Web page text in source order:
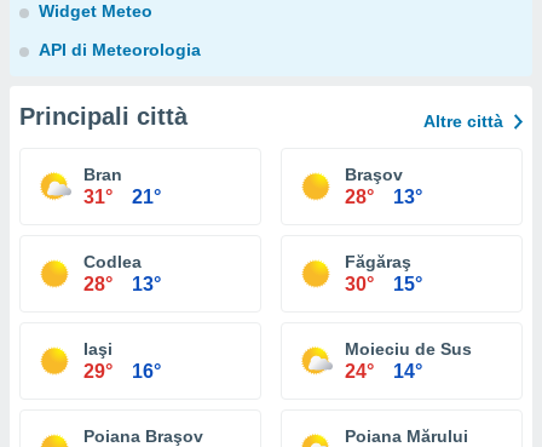
Widget Meteo
API di Meteorologia
Principali città Altre città
Bran
31° 21°
Braşov
28° 13°
Codlea
28° 13°
Făgăraş
30° 15°
Iaşi
29° 16°
Moieciu de Sus
24° 14°
Poiana Braşov Poiana Mărului